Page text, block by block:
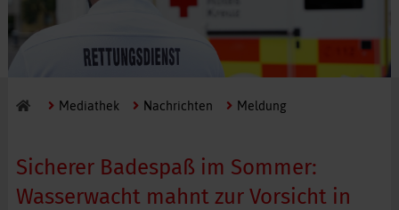
Mediathek Nachrichten Meldung
Sicherer Badespaß im Sommer:
Wasserwacht mahnt zur Vorsicht in